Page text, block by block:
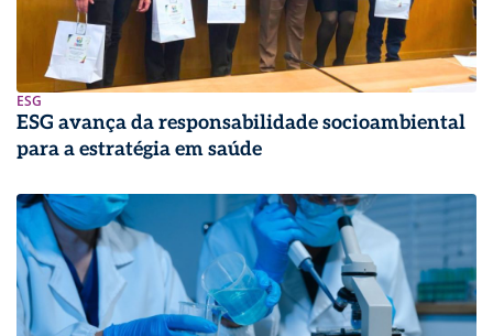
ESG
ESG avança da responsabilidade socioambiental
para a estratégia em saúde